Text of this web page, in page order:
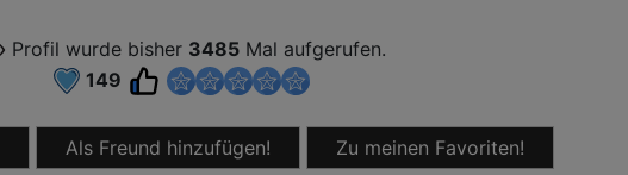
Profil wurde bisher 3485Mal aufgerufen.
149
Als Freund hinzufügen! Zu meinen Favoriten!